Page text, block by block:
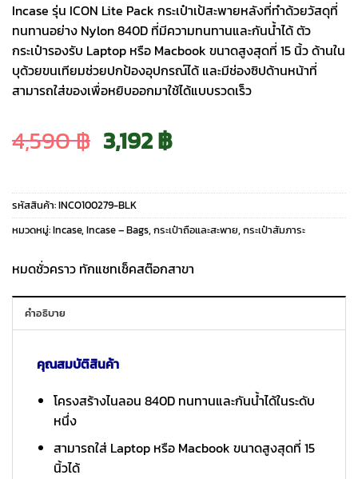
Incase รุ่น ICON Lite Pack กระเป๋าเป้สะพายหลังที่ทำด้วยวัสดุที่
ทนทานอย่าง Nylon 840D ที่มีความทนทานและกันน้ำได้ ตัว
กระเป๋ารองรับ Laptop หรือ Macbook ขนาดสูงสุดที่ 15 นิ้ว ด้านใน
บุด้วยขนเทียมช่วยปกป้องอุปกรณ์ได้ และมีช่องซิปด้านหน้าที่
สามารถใส่ของเพื่อหยิบออกมาใช้ได้แบบรวดเร็ว
4,590฿ Original
price
was:
4,590 ฿.
3,192฿Current
price
is:
3,192 ฿.
รหัสสินค้า:INCO100279-BLK
หมวดหมู่:Incase, Incase – Bags, กระเป๋าถือและสะพาย, กระเป๋าสัมภาระ
หมดชั่วคราว ทักแชทเช็คสต๊อกสาขา
คำอธิบาย
คุณสมบัติสินค้า
โครงสร้างไนลอน 840D ทนทานและกันน้ำได้ในระดับ
หนึ่ง
สามารถใส่ Laptop หรือ Macbook ขนาดสูงสุดที่ 15
นิ้วได้